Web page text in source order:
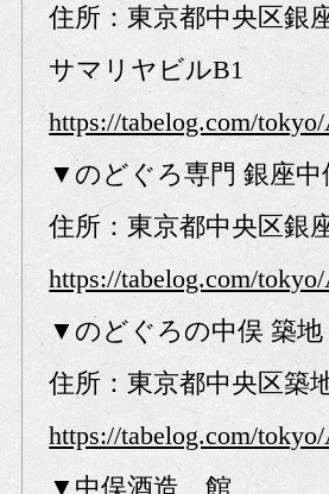
住所：東京都中央区銀
サマリヤビルB1
https://tabelog.com/
▼のどぐろ専門 銀座中
住所：東京都中央区銀
https://tabelog.com/
▼のどぐろの中俣 築地
住所：東京都中央区築
https://tabelog.com/
▼中俣酒造 館